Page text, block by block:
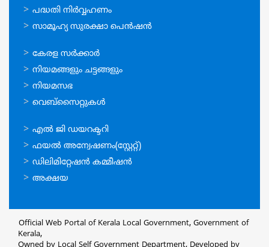
പദ്ധതി നിര്‍വ്വഹണം
സാമൂഹ്യ സുരക്ഷാ പെന്‍ഷന്‍
ഉപയോഗപ്രദമായ
കണ്ണികള്‍
കേരള സര്‍ക്കാര്‍
നിയമങ്ങളും ചട്ടങ്ങളും
നിയമസഭ
വെബ്സൈറ്റുകള്‍
ഉപയോഗപ്രദമായ
കണ്ണികള്‍
എല്‍ ജി ഡയറക്ടറി
ഫയല്‍ അന്വേഷണം(സ്റ്റേറ്റ്)
ഡിലിമിറ്റേഷന്‍ കമ്മീഷന്‍
അക്ഷയ
Official Web Portal of Kerala Local Government, Government of
Kerala,
Owned by Local Self Government Department, Developed by